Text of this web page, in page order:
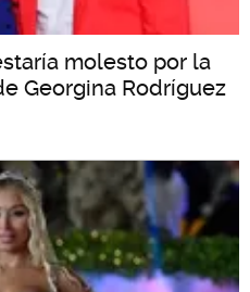
molesto por la
Georgina Rodríguez